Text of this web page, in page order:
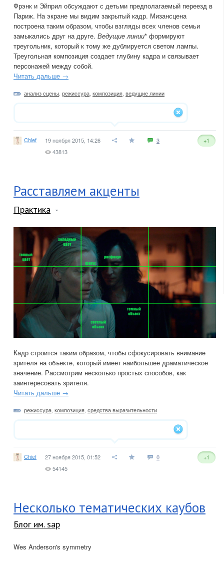
Фрэнк и Эйприл обсуждают с детьми предполагаемый переезд в
Париж. На экране мы видим закрытый кадр. Мизансцена
построена таким образом, чтобы взгляды всех членов семьи
замыкались друг на друге. Ведущие линии* формируют
треугольник, который к тому же дублируется светом лампы.
Треугольная композиция создает глубину кадра и связывает
персонажей между собой.
Читать дальше →
анализ сцены режиссура композиция ведущие линии
Chief 19 ноября 2015, 14:26 3
+1
43813
Расставляем акценты
Практика
Кадр строится таким образом, чтобы сфокусировать внимание
зрителя на объекте, который имеет наибольшее драматическое
значение. Рассмотрим несколько простых способов, как
заинтересовать зрителя.
Читать дальше →
режиссура композиция средства выразительности
Chief 27 ноября 2015, 01:52 0
+1
54145
Несколько тематических каубов
Блог им. sap
Wes Anderson's symmetry